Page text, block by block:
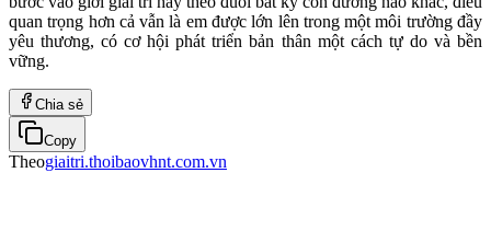
quan trọng hơn cả vẫn là em được lớn lên trong một môi trường đầy
yêu thương, có cơ hội phát triển bản thân một cách tự do và bền
vững.
Chia sẻ
Copy
Theogiaitri.thoibaovhnt.com.vn